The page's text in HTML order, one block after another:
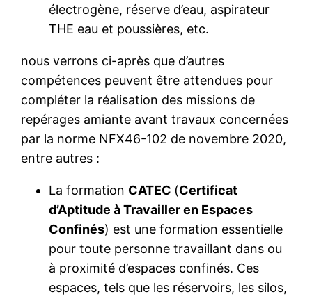
électrogène, réserve d’eau, aspirateur
THE eau et poussières, etc.
nous verrons ci-après que d’autres
compétences peuvent être attendues pour
compléter la réalisation des missions de
repérages amiante avant travaux concernées
par la norme NFX46-102 de novembre 2020,
entre autres :
La formation CATEC (Certificat
d’Aptitude à Travailler en Espaces
Confinés) est une formation essentielle
pour toute personne travaillant dans ou
à proximité d’espaces confinés. Ces
espaces, tels que les réservoirs, les silos,